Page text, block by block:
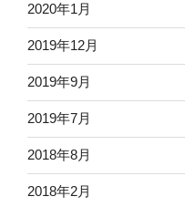
2020年1月
2019年12月
2019年9月
2019年7月
2018年8月
2018年2月